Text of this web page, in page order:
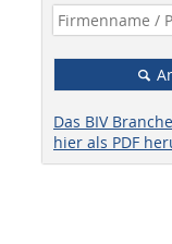
Das BIV
hier als PDF